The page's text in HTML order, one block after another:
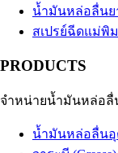
น้ำมันถ่า
น้ำมันเกี
น้ำมันสไล
น้ำมัน
น้ำมันปั๊
น้ำมันหล่อลื่นย
น้ำมันเค
น้ำมันเกี
น้ำมันเบร
อื่นๆ
สเปรย์ฉีดแม่พิ
PRODUCTS
จำหน่ายน้ำมันหล่อลื่
น้ำมันหล่อลื่นอุ